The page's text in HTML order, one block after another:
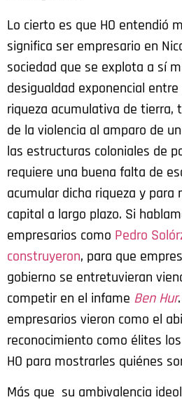
Lo cierto es que HO entendió
significa ser empresario en
sociedad que se explota a sí
desigualdad exponencial
riqueza acumulativa de tierra,
de la violencia al amparo de
las estructuras coloniales de
requiere una buena falta de
acumular dicha riqueza y para
capital a largo plazo. Si
empresarios como Pedro
construyeron, para que
gobierno se entretuvieran
competir en el infame Ben Hur
empresarios vieron como el
reconocimiento como élites
HO para mostrarles quiénes
Más que su ambivalencia